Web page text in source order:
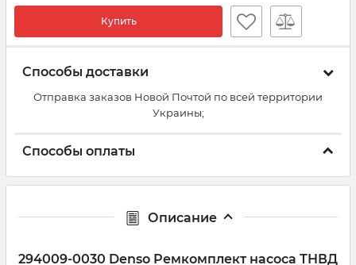
Купить
Способы доставки
Отправка заказов Новой Почтой по всей территории
Украины;
Способы оплаты
Описание
294009-0030 Denso Ремкомплект насоса ТНВД